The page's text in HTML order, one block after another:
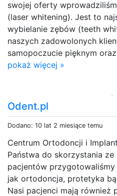
swojej oferty
(laser whitening). Jest to
wybielanie zębów (teeth
naszych zadowolonych
samopoczucie pięknym
pokaż więcej »
Odent.pl
Dodano: 10 lat 2 miesiące temu
Centrum Ortodoncji i
Państwa do skorzystania ze
pacjentów przygotowaliśmy
jak ortodoncja, protetyka
Nasi pacjenci mają również